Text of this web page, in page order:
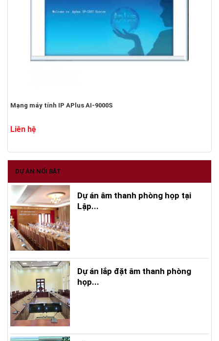
Mạng máy tính IP APlus AI-9000S
Liên hệ
DỰ ÁN NỔI BẬT
Dự án âm thanh phòng họp tại
Lập...
Dự án lắp đặt âm thanh phòng
họp...